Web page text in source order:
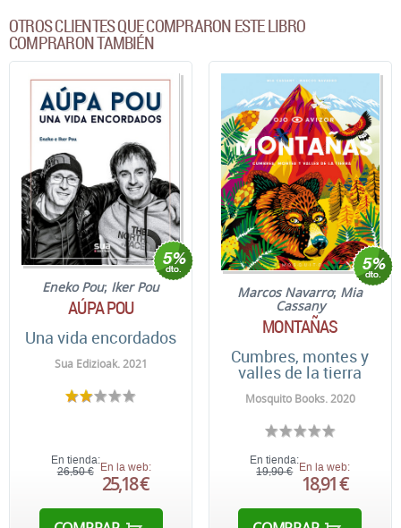
OTROS CLIENTES QUE COMPRARON ESTE LIBRO
COMPRARON TAMBIÉN
Eneko Pou; Iker Pou
AÚPA POU
Una vida encordados
Sua Edizioak. 2021
En tienda:
26,50 € En la web:
25,18 €
Marcos Navarro; Mia
Cassany
MONTAÑAS
Cumbres, montes y
valles de la tierra
Mosquito Books. 2020
En tienda:
19,90 € En la web:
18,91 €